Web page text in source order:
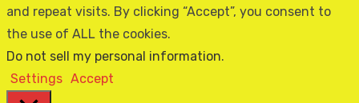
and repeat visits. By clicking “Accept”, you consent to
the use of ALL the cookies.
Do not sell my personal information.
Settings Accept